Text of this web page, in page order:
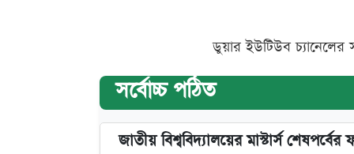
ডুয়ার ইউটিউব চ্যানেলের
সর্বোচ্চ পঠিত
জাতীয় বিশ্ববিদ্যালয়ের মাস্টার্স